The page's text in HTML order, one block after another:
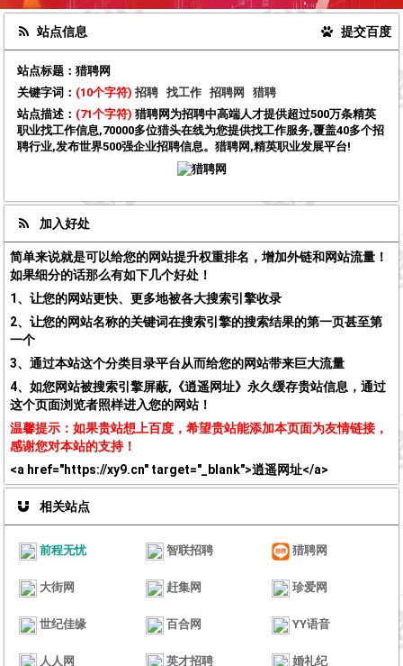
站点信息 提交百度
站点标题： 猎聘网
关键字词： (10个字符) 招聘 找工作 招聘网
猎聘
站点描述： (71个字符) 猎聘网为招聘中高端人才提供超过500万条精英
职业找工作信息,70000多位猎头在线为您提供找工作服务,覆盖40多个招
聘行业,发布世界500强企业招聘信息。猎聘网,精英职业发展平台!
加入好处
简单来说就是可以给您的网站提升权重排名，增加外链和网站流量！
如果细分的话那么有如下几个好处！
1、让您的网站更快、更多地被各大搜索引擎收录
2、让您的网站名称的关键词在搜索引擎的搜索结果的第一页甚至第
一个
3、通过本站这个分类目录平台从而给您的网站带来巨大流量
4、如您网站被搜索引擎屏蔽,《逍遥网址》永久缓存贵站信息，通过
这个页面浏览者照样进入您的网站！
温馨提示：如果贵站想上百度，希望贵站能添加本页面为友情链接，
感谢您对本站的支持！
<a href="https://xy9.cn" target="_blank">逍遥网址</a>
相关站点
前程无忧 智联招聘 猎聘网
大街网 赶集网 珍爱网
世纪佳缘 百合网 YY语音
人人网 英才招聘 婚礼纪